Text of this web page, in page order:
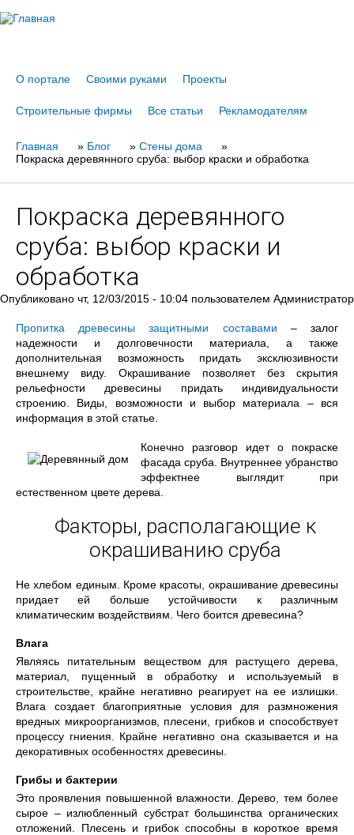
О портале Своими руками Проекты
Строительные фирмы Все статьи Рекламодателям
Вы
Главная » Блог » Стены дома
»
Покраска деревянного сруба: выбор краски и обработка
Покраска деревянного
сруба: выбор краски и
обработка
Опубликовано чт, 12/03/2015 - 10:04 пользователем Администратор
Пропитка древесины защитными составами – залог
надежности и долговечности материала, а также
дополнительная возможность придать эксклюзивности
внешнему виду. Окрашивание позволяет без скрытия
рельефности древесины придать индивидуальности
строению. Виды, возможности и выбор материала – вся
информация в этой статье.
Конечно разговор идет о покраске
фасада сруба. Внутреннее убранство
эффектнее выглядит при
естественном цвете дерева.
Факторы, располагающие к
окрашиванию сруба
Не хлебом единым. Кроме красоты, окрашивание древесины
придает ей больше устойчивости к различным
климатическим воздействиям. Чего боится древесина?
Влага
Являясь питательным веществом для растущего дерева,
материал, пущенный в обработку и используемый в
строительстве, крайне негативно реагирует на ее излишки.
Влага создает благоприятные условия для размножения
вредных микроорганизмов, плесени, грибков и способствует
процессу гниения. Крайне негативно она сказывается и на
декоративных особенностях древесины.
Грибы и бактерии
Это проявления повышенной влажности. Дерево, тем более
сырое – излюбленный субстрат большинства органических
отложений. Плесень и грибок способны в короткое время